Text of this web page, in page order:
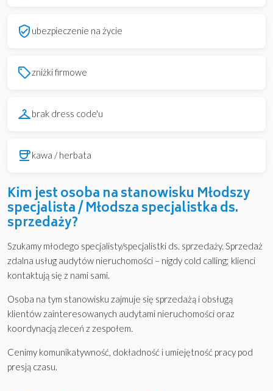
verified_user ubezpieczenie na życie
local_offerzniżki firmowe
checkroombrak dress code'u
coffeekawa / herbata
Kim jest osoba na stanowisku Młodszy
specjalista / Młodsza specjalistka ds.
sprzedaży?
Szukamy młodego specjalisty/specjalistki ds. sprzedaży. Sprzedaż
zdalna usług audytów nieruchomości – nigdy cold calling; klienci
kontaktują się z nami sami.
Osoba na tym stanowisku zajmuje się sprzedażą i obsługą
klientów zainteresowanych audytami nieruchomości oraz
koordynacją zleceń z zespołem.
Cenimy komunikatywność, dokładność i umiejętność pracy pod
presją czasu.